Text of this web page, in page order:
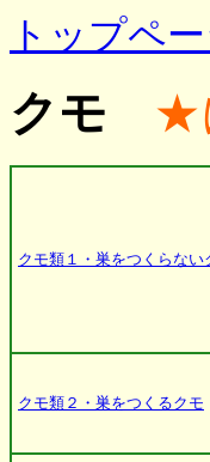
トップペ
クモ ★
クモ類１・巣をつくらない
クモ類２・巣をつくるクモ